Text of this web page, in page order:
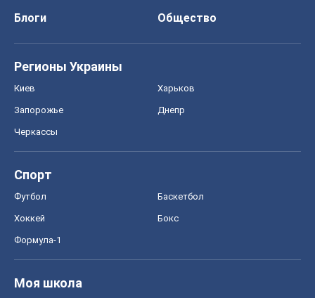
Блоги
Общество
Регионы Украины
Киев Харьков
Запорожье Днепр
Черкассы
Спорт
Футбол Баскетбол
Хоккей Бокс
Формула-1
Моя школа